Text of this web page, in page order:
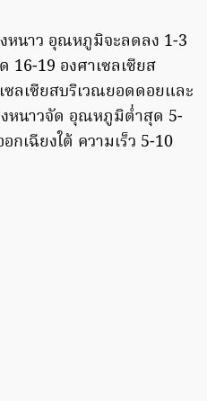
หนาว อุณหภูมิจะลดลง 1-3
16-19 องศาเซลเซียส
ลเซียสบริเวณยอดดอยและ
งหนาวจัด อุณหภูมิต่ำสุด 5-
กเฉียงใต้ ความเร็ว 5-10